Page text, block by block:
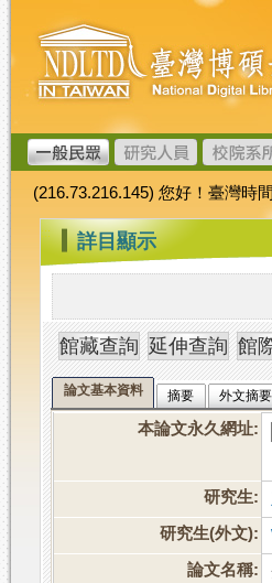
跳
到
主
要
內
容
臺
灣
博
碩
士
論
文
加
值
系
統
(216.73.216.145) 您好！臺灣時
::: 詳目顯示
論文基本資料 摘要 外文摘要
本論文永久網址:
研究生:
研究生(外文):
論文名稱: